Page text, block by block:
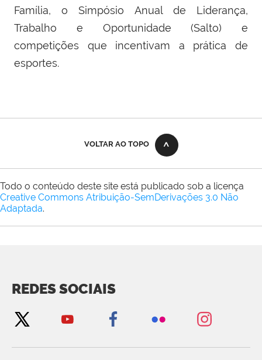
Família, o Simpósio Anual de Liderança,
Trabalho e Oportunidade (Salto) e
competições que incentivam a prática de
esportes.
VOLTAR AO TOPO
Todo o conteúdo deste site está publicado sob a licença
Creative Commons Atribuição-SemDerivações 3.0 Não
Adaptada.
REDES SOCIAIS